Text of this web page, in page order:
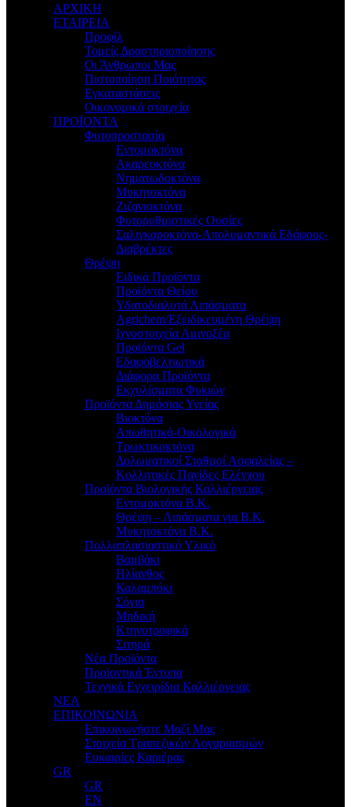
ΑΡΧΙΚΗ
ΕΤΑΙΡΕΙΑ
Προφίλ
Τομείς Δραστηριοποίησης
Οι Άνθρωποι Μας
Πιστοποίηση Ποιότητας
Εγκαταστάσεις
Οικονομικά στοιχεία
ΠΡΟΪΟΝΤΑ
Φυτοπροστασία
Εντομοκτόνα
Ακαρεοκτόνα
Νηματωδοκτόνα
Μυκητοκτόνα
Ζιζανιοκτόνα
Φυτορυθμιστικές Ουσίες
Σαλιγκαροκτόνα-Απολυμαντικά Εδάφους-
Διαβρέκτες
Θρέψη
Ειδικά Προϊόντα
Προϊόντα Θείου
Υδατοδιαλυτά Λιπάσματα
Agrichem/Εξειδικευμένη Θρέψη
Ιχνοστοιχεία Αμινοξέα
Προϊόντα Gel
Εδαφοβελτιωτικά
Διάφορα Προϊόντα
Εκχυλίσματα Φυκιών
Προϊόντα Δημόσιας Υγείας
Βιοκτόνα
Απωθητικά-Οικολογικά
Τρωκτικοκτόνα
Δολωματικοί Σταθμοί Ασφαλείας –
Κολλητικές Παγίδες Ελέγχου
Προϊόντα Βιολογικής Καλλιέργειας
Εντομοκτόνα Β.Κ.
Θρέψη – Λιπάσματα για Β.Κ.
Μυκητοκτόνα Β.Κ.
Πολλαπλασιαστικό Υλικό
Βαμβάκι
Ηλίανθος
Καλαμπόκι
Σόγια
Μηδική
Κτηνοτροφικά
Σιτηρά
Νέα Προϊόντα
Προϊοντικά Έντυπα
Τεχνικά Εγχειρίδια Καλλιέργειας
ΝΕΑ
ΕΠΙΚΟΙΝΩΝΙΑ
Επικοινωνήστε Μαζί Μας
Στοιχεία Τραπεζικών Λογαριασμών
Ευκαιρίες Καριέρας
GR
GR
EN